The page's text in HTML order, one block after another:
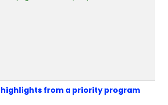
highlights from a priority program